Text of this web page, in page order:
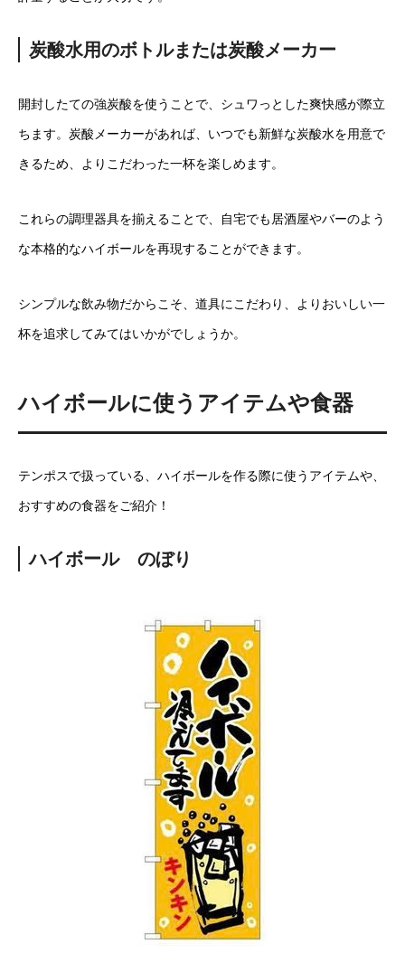
炭酸水用のボトルまたは炭酸メーカー
開封したての強炭酸を使うことで、シュワっとした爽快感が際立
ちます。炭酸メーカーがあれば、いつでも新鮮な炭酸水を用意で
きるため、よりこだわった一杯を楽しめます。
これらの調理器具を揃えることで、自宅でも居酒屋やバーのよう
な本格的なハイボールを再現することができます。
シンプルな飲み物だからこそ、道具にこだわり、よりおいしい一
杯を追求してみてはいかがでしょうか。
ハイボールに使うアイテムや食器
テンポスで扱っている、ハイボールを作る際に使うアイテムや、
おすすめの食器をご紹介！
ハイボール のぼり